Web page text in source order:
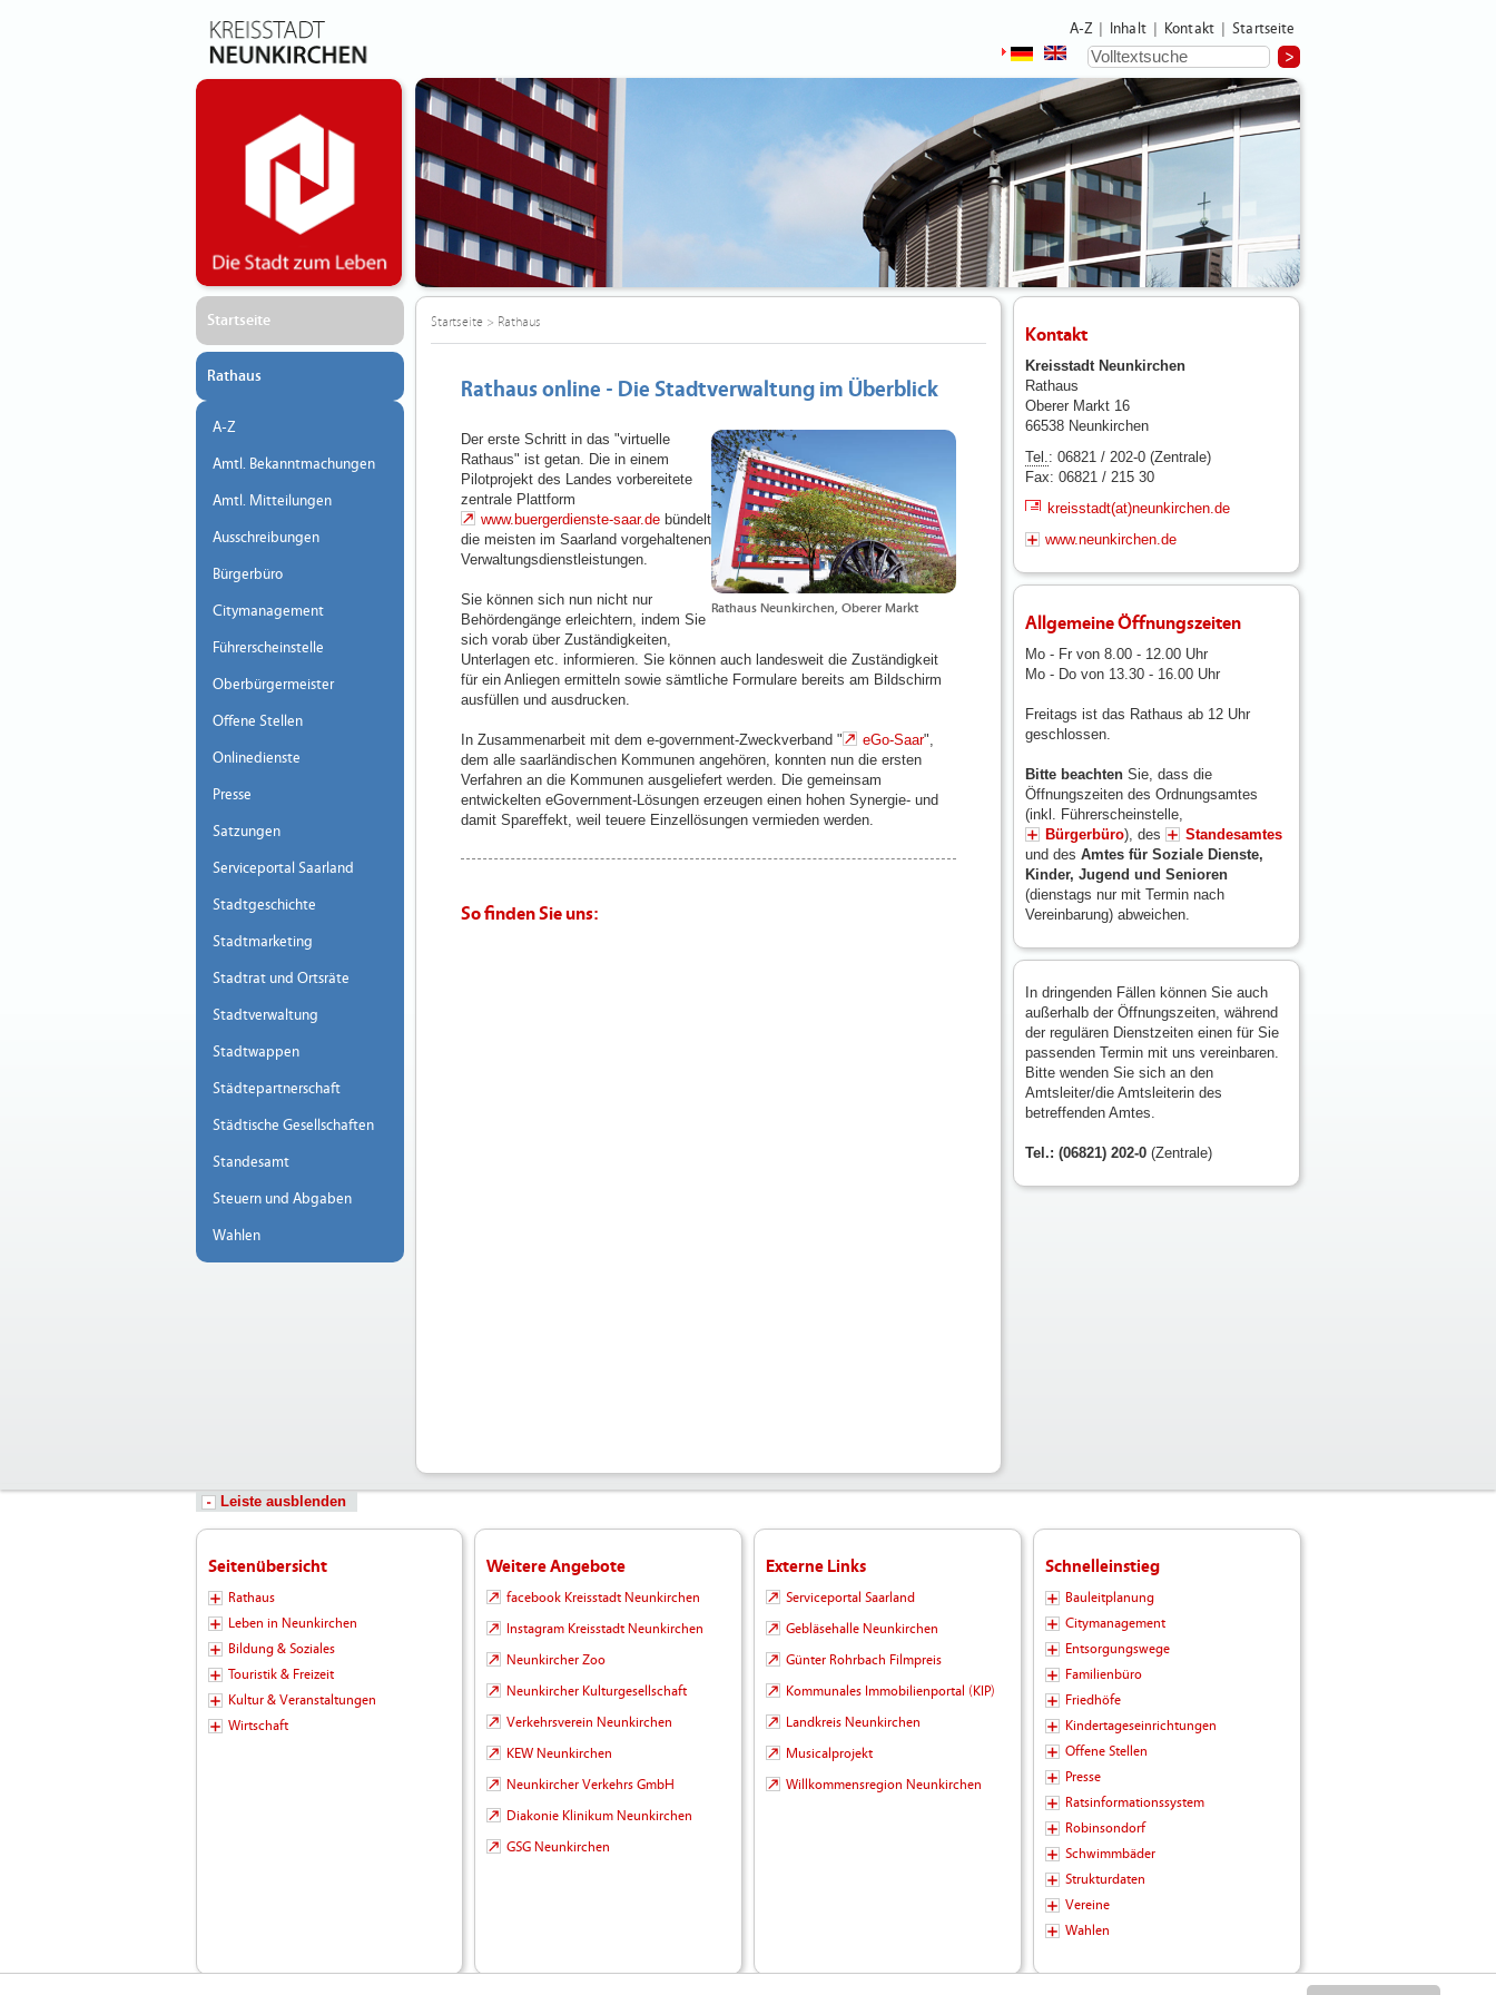
A-Z Inhalt Kontakt Startseite
Startseite
Rathaus
A-Z
Amtl. Bekanntmachungen
Amtl. Mitteilungen
Ausschreibungen
Bürgerbüro
Citymanagement
Führerscheinstelle
Oberbürgermeister
Offene Stellen
Onlinedienste
Presse
Satzungen
Serviceportal Saarland
Stadtgeschichte
Stadtmarketing
Stadtrat und Ortsräte
Stadtverwaltung
Stadtwappen
Städtepartnerschaft
Städtische Gesellschaften
Standesamt
Steuern und Abgaben
Wahlen
Startseite> Rathaus
Rathaus online - Die Stadtverwaltung im Überblick
Rathaus Neunkirchen, Oberer Markt
Der erste Schritt in das "virtuelle
Rathaus" ist getan. Die in einem
Pilotprojekt des Landes vorbereitete
zentrale Plattform
www.buergerdienste-saar.debündelt
die meisten im Saarland vorgehaltenen
Verwaltungsdienstleistungen.
Sie können sich nun nicht nur
Behördengänge erleichtern, indem Sie
sich vorab über Zuständigkeiten,
Unterlagen etc. informieren. Sie können auch landesweit die Zuständigkeit
für ein Anliegen ermitteln sowie sämtliche Formulare bereits am Bildschirm
ausfüllen und ausdrucken.
In Zusammenarbeit mit dem e-government-Zweckverband " eGo-Saar",
dem alle saarländischen Kommunen angehören, konnten nun die ersten
Verfahren an die Kommunen ausgeliefert werden. Die gemeinsam
entwickelten eGovernment-Lösungen erzeugen einen hohen Synergie- und
damit Spareffekt, weil teuere Einzellösungen vermieden werden.
So finden Sie uns:
Kontakt
Kreisstadt Neunkirchen
Rathaus
Oberer Markt 16
66538 Neunkirchen
Tel.: 06821 / 202-0 (Zentrale)
Fax: 06821 / 215 30
kreisstadt(at)neunkirchen.de
www.neunkirchen.de
Allgemeine Öffnungszeiten
Mo - Fr von 8.00 - 12.00 Uhr
Mo - Do von 13.30 - 16.00 Uhr
Freitags ist das Rathaus ab 12 Uhr
geschlossen.
Bitte beachtenSie, dass die
Öffnungszeiten des Ordnungsamtes
(inkl. Führerscheinstelle,
Bürgerbüro), des
Standesamtes
und des Amtes für Soziale Dienste,
Kinder, Jugend und Senioren
(dienstags nur mit Termin nach
Vereinbarung) abweichen.
In dringenden Fällen können Sie auch
außerhalb der Öffnungszeiten, während
der regulären Dienstzeiten einen für Sie
passenden Termin mit uns vereinbaren.
Bitte wenden Sie sich an den
Amtsleiter/die Amtsleiterin des
betreffenden Amtes.
Tel.: (06821) 202-0 (Zentrale)
Leiste ausblenden
Seitenübersicht
Rathaus
Leben in Neunkirchen
Bildung & Soziales
Touristik & Freizeit
Kultur & Veranstaltungen
Wirtschaft
Weitere Angebote
facebook Kreisstadt Neunkirchen
Instagram Kreisstadt Neunkirchen
Neunkircher Zoo
Neunkircher Kulturgesellschaft
Verkehrsverein Neunkirchen
KEW Neunkirchen
Neunkircher Verkehrs GmbH
Diakonie Klinikum Neunkirchen
GSG Neunkirchen
Externe Links
Serviceportal Saarland
Gebläsehalle Neunkirchen
Günter Rohrbach Filmpreis
Kommunales Immobilienportal (KIP)
Landkreis Neunkirchen
Musicalprojekt
Willkommensregion Neunkirchen
Schnelleinstieg
Bauleitplanung
Citymanagement
Entsorgungswege
Familienbüro
Friedhöfe
Kindertageseinrichtungen
Offene Stellen
Presse
Ratsinformationssystem
Robinsondorf
Schwimmbäder
Strukturdaten
Vereine
Wahlen